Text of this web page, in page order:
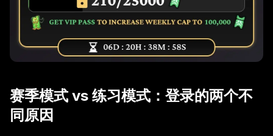
赛季模式 vs 练习模式：登录的两个不
同原因